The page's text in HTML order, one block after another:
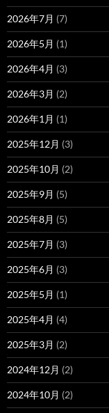
2026年7月 (7)
2026年5月 (1)
2026年4月 (3)
2026年3月 (2)
2026年1月 (1)
2025年12月 (3)
2025年10月 (2)
2025年9月 (5)
2025年8月 (5)
2025年7月 (3)
2025年6月 (3)
2025年5月 (1)
2025年4月 (4)
2025年3月 (2)
2024年12月 (2)
2024年10月 (2)